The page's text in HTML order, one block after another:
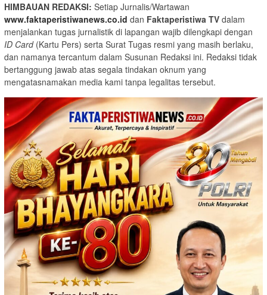
HIMBAUAN REDAKSI: Setiap Jurnalis/Wartawan
www.faktaperistiwanews.co.id dan Faktaperistiwa TV dalam
menjalankan tugas jurnalistik di lapangan wajib dilengkapi dengan
ID Card(Kartu Pers) serta Surat Tugas resmi yang masih berlaku,
dan namanya tercantum dalam Susunan Redaksi ini. Redaksi tidak
bertanggung jawab atas segala tindakan oknum yang
mengatasnamakan media kami tanpa legalitas tersebut.